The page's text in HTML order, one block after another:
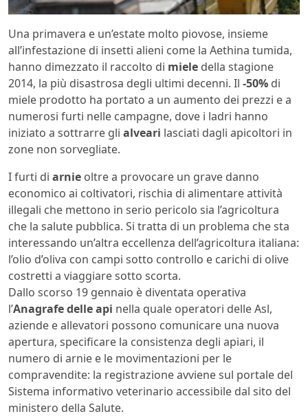
Una primavera e un’estate molto piovose, insieme
all’infestazione di insetti alieni come la Aethina tumida,
hanno dimezzato il raccolto di miele della stagione
2014, la più disastrosa degli ultimi decenni. Il -50% di
miele prodotto ha portato a un aumento dei prezzi e a
numerosi furti nelle campagne, dove i ladri hanno
iniziato a sottrarre gli alveari lasciati dagli apicoltori in
zone non sorvegliate.
I furti di arnie oltre a provocare un grave danno
economico ai coltivatori, rischia di alimentare attività
illegali che mettono in serio pericolo sia l’agricoltura
che la salute pubblica. Si tratta di un problema che sta
interessando un’altra eccellenza dell’agricoltura italiana:
l’olio d’oliva con campi sotto controllo e carichi di olive
costretti a viaggiare sotto scorta.
Dallo scorso 19 gennaio è diventata operativa
l’Anagrafe delle api nella quale operatori delle Asl,
aziende e allevatori possono comunicare una nuova
apertura, specificare la consistenza degli apiari, il
numero di arnie e le movimentazioni per le
compravendite: la registrazione avviene sul portale del
Sistema informativo veterinario accessibile dal sito del
ministero della Salute.